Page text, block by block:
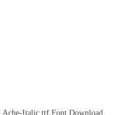
Italic.ttf Font Download